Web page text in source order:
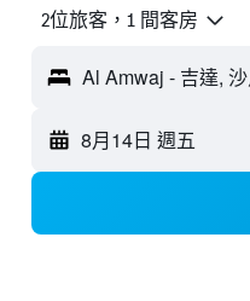
2位旅客，1 間客房
Al Amwaj - 吉達,
8月14日 週五